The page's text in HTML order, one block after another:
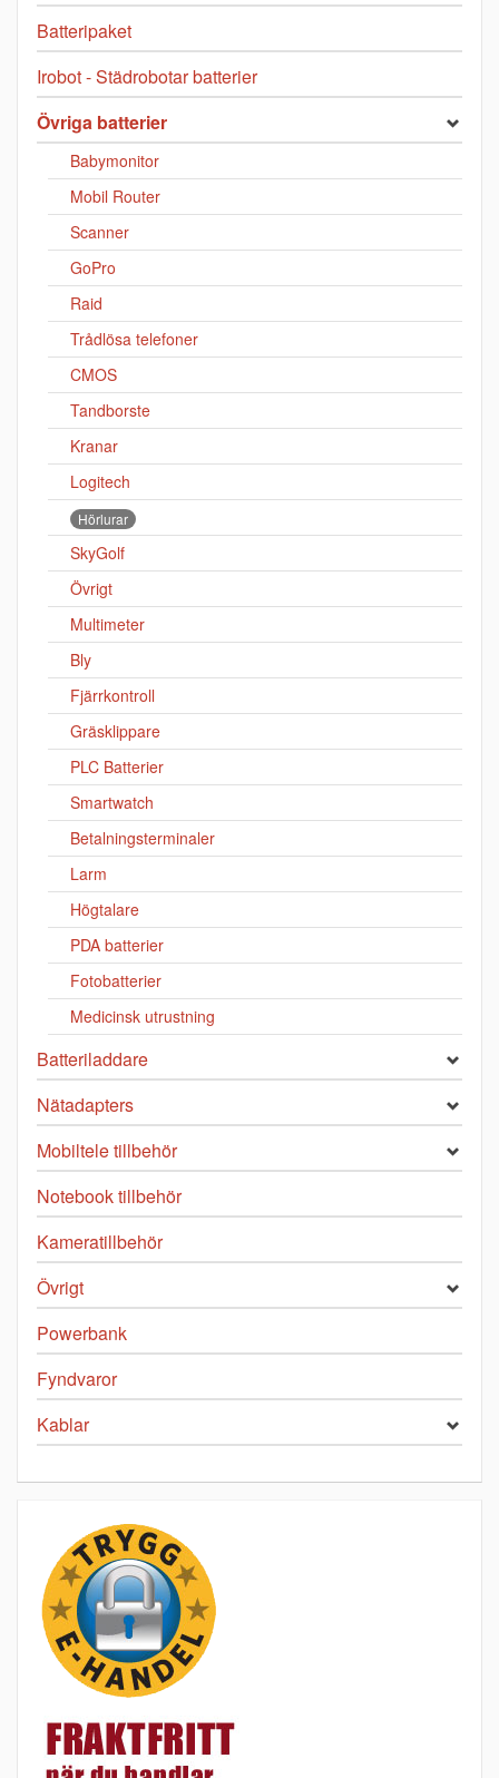
Batteripaket
Irobot - Städrobotar batterier
Övriga batterier
Babymonitor
Mobil Router
Scanner
GoPro
Raid
Trådlösa telefoner
CMOS
Tandborste
Kranar
Logitech
Hörlurar
SkyGolf
Övrigt
Multimeter
Bly
Fjärrkontroll
Gräsklippare
PLC Batterier
Smartwatch
Betalningsterminaler
Larm
Högtalare
PDA batterier
Fotobatterier
Medicinsk utrustning
Batteriladdare
Nätadapters
Mobiltele tillbehör
Notebook tillbehör
Kameratillbehör
Övrigt
Powerbank
Fyndvaror
Kablar